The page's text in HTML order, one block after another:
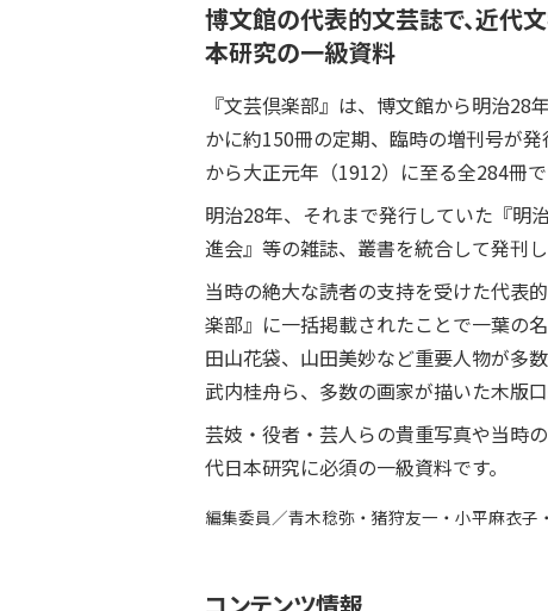
博文館の代表的文芸誌で、近代
本研究の一級資料
『文芸倶楽部』は、博文館から明治
かに約150冊の定期、臨時の増刊号が
から大正元年（1912）に至る全284冊で
明治28年、それまで発行していた『明
進会』等の雑誌、叢書を統合して発刊し
当時の絶大な読者の支持を受けた代表
楽部』に一括掲載されたことで一葉の
田山花袋、山田美妙など重要人物が多
武内桂舟ら、多数の画家が描いた木版
芸妓・役者・芸人らの貴重写真や当時
代日本研究に必須の一級資料です。
編集委員／青木稔弥・猪狩友一・小平麻衣